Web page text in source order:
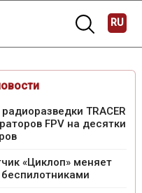
RU
TRACER
FPV на десятки
«Циклоп» меняет